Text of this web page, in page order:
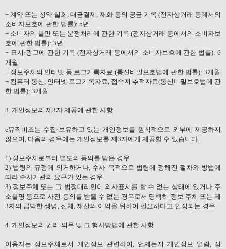
− 계약 또는 청약 철회,대금결제, 재화 등의 공금 기록 (전자상거래 등에서의
소비자보호에 관한 법률): 5년
− 소비자의 불만 또는 분쟁처리에 관한 기록 (전자상거래 등에서의 소비자보
호에 관한 법률): 3년
− 표시·광고에 관한 기록 (전자상거래 등에서의 소비자보호에 관한 법률): 6
개월
− 정보주체의 인터넷 등 로그기록자료 (통신비밀보호법에 관한 법률): 3개월
− 컴퓨터 통신, 인터넷 로그기록자료, 접속지 추적자료(통신비밀보호법에 관
한 법률): 3개월
3. 개인정보의 제3자 제공에 관한 사항
e뮤직비즈는 수집·보유하고 있는 개인정보를 원칙적으로 외부에 제공하지
않으며, 다음의 경우에는 개인정보를 제3자에게 제공할 수 있습니다.
1) 정보주체로부터 별도의 동의를 받은 경우
2) 법령의 규정에 의거하거나, 수사 목적으로 법령에 정해진 절차와 방법에
따라 수사기관의 요구가 있는 경우
3) 정보주체 또는 그 법정대리인이 의사표시를 할 수 없는 상태에 있거나 주
소불명 등으로 사전 동의를 받을 수 없는 경우로서 명백히 정보 주체 또는 제
3자의 급박한 생명, 신체, 재산의 이익을 위하여 필요하다고 인정되는 경우
4. 개인정보의 권리·의무 및 그 행사방법에 관한 사항
이용자는 정보주체로서 개인정보 관련하여, 언제든지 개인정보 열람, 정